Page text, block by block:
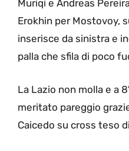
Muriqi e Andreas
Erokhin per Mostovoy,
inserisce da sinistra e
palla che sfila di poco
La Lazio non molla e a
meritato pareggio
Caicedo su cross teso